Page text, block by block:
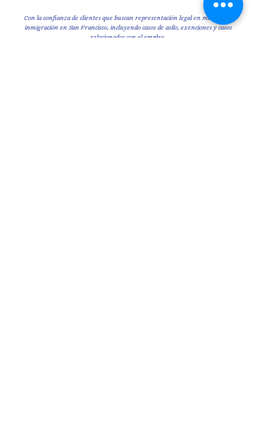
Con la confianza de clientes que buscan representación legal en materia de
inmigración en San Francisco, incluyendo casos de asilo, exenciones y casos
relacionados con el empleo.